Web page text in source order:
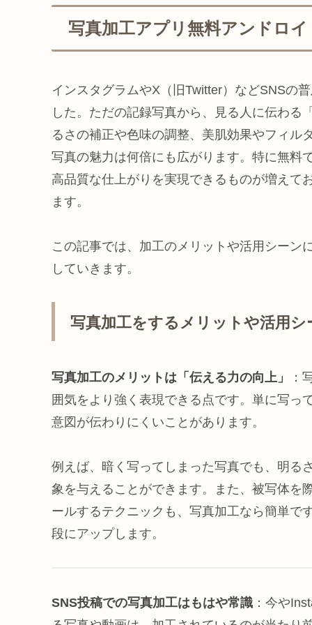
写真加工アプリ無料アンドロ
インスタグラムやX（旧Twitter）などSNSの
した。ただの記録写真から、見る人に伝わ
るさの補正や色味の調整、美肌効果やフィル
写真の魅力は何倍にも広がります。特に無料
高品質な仕上がりを実現できるものが増えて
ます。
この記事では、加工のメリットや活用シーン
していきます。
写真加工をするメリットや活用シ
写真加工のメリットは「伝える力の向上」
：
囲気をより強く表現できる点です。単に写っ
意図が伝わりにくいことがあります。
例えば、暗く写ってしまった写真でも、明る
象を与えることができます。また、被写体を
ールするテクニックも、写真加工なら簡単で
段にアップします。
SNS投稿での写真加工はもはや常識 ：今や